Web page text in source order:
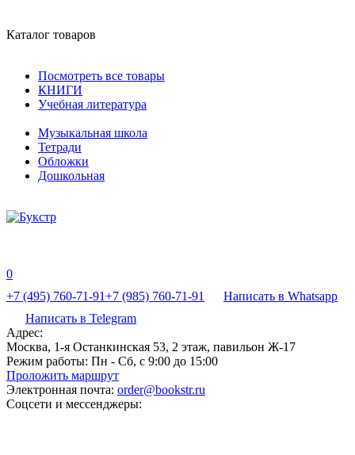
Каталог товаров
Посмотреть все товары
КНИГИ
Учебная литература
Музыкальная школа
Тетради
Обложки
Дошкольная
0
+7 (495) 760-71-91+7 (985) 760-71-91
Написать в Whatsapp
Написать в Telegram
Адрес:
Москва, 1-я Останкинская 53, 2 этаж, павильон Ж-17
Режим работы: Пн - Сб, с 9:00 до 15:00
Проложить маршрут
Электронная почта: order@bookstr.ru
Соцсети и мессенджеры: